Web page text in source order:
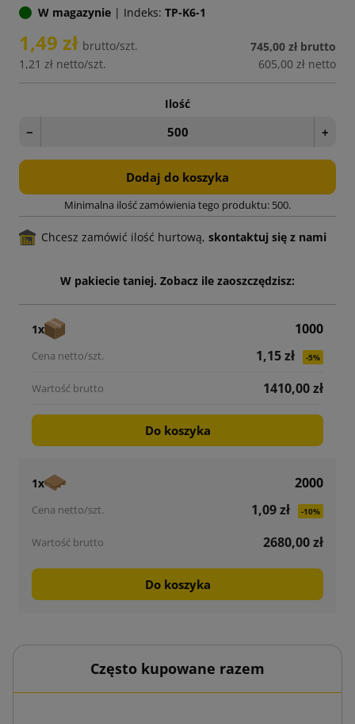
W magazynie | Indeks: TP-K6-1
1,49 zł brutto/szt.
1,21 zł netto/szt.
745,00 zł brutto
605,00 zł netto
Ilość
− +
Dodaj do koszyka
Minimalna ilość zamówienia tego produktu: 500.
Chcesz zamówić ilość hurtową, skontaktuj się z nami
W pakiecie taniej. Zobacz ile zaoszczędzisz:
1x
1000
1,15 zł
-5%
1410,00 zł
Do koszyka
1x
2000
1,09 zł
-10%
2680,00 zł
Do koszyka
Często kupowane razem